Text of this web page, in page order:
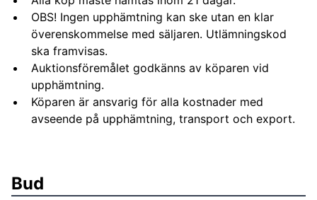
OBS! Ingen upphämtning kan ske utan en klar
överenskommelse med säljaren. Utlämningskod
ska framvisas.
Auktionsföremålet godkänns av köparen vid
upphämtning.
Köparen är ansvarig för alla kostnader med
avseende på upphämtning, transport och export.
Bud